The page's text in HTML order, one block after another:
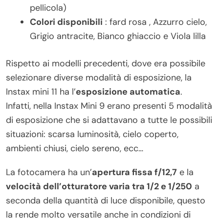
pellicola)
Colori disponibili : fard rosa , Azzurro cielo,
Grigio antracite, Bianco ghiaccio e Viola lilla
Rispetto ai modelli precedenti, dove era possibile
selezionare diverse modalità di esposizione, la
Instax mini 11 ha l’esposizione automatica.
Infatti, nella Instax Mini 9 erano presenti 5 modalità
di esposizione che si adattavano a tutte le possibili
situazioni: scarsa luminosità, cielo coperto,
ambienti chiusi, cielo sereno, ecc…
La fotocamera ha un’apertura fissa f/12,7 e la
velocità dell’otturatore varia tra 1/2 e 1/250 a
seconda della quantità di luce disponibile, questo
la rende molto versatile anche in condizioni di